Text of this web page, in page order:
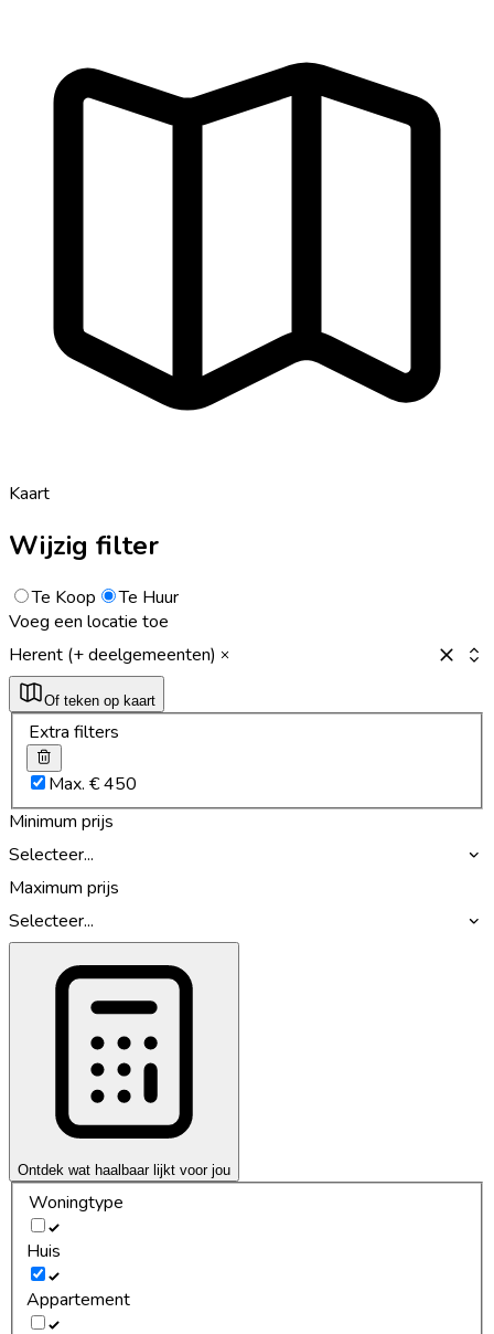
Kaart
Wijzig filter
Te Koop
Te Huur
Voeg een locatie toe
Herent (+ deelgemeenten)
Of teken op kaart
Extra filters
Max. € 450
Minimum prijs
Selecteer...
Maximum prijs
Selecteer...
Ontdek wat haalbaar lijkt voor jou
Woningtype
Huis
Appartement